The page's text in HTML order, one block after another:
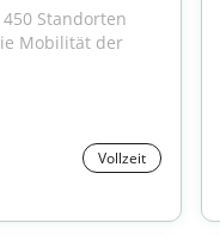
Standorten
Mobilität der
Vollzeit